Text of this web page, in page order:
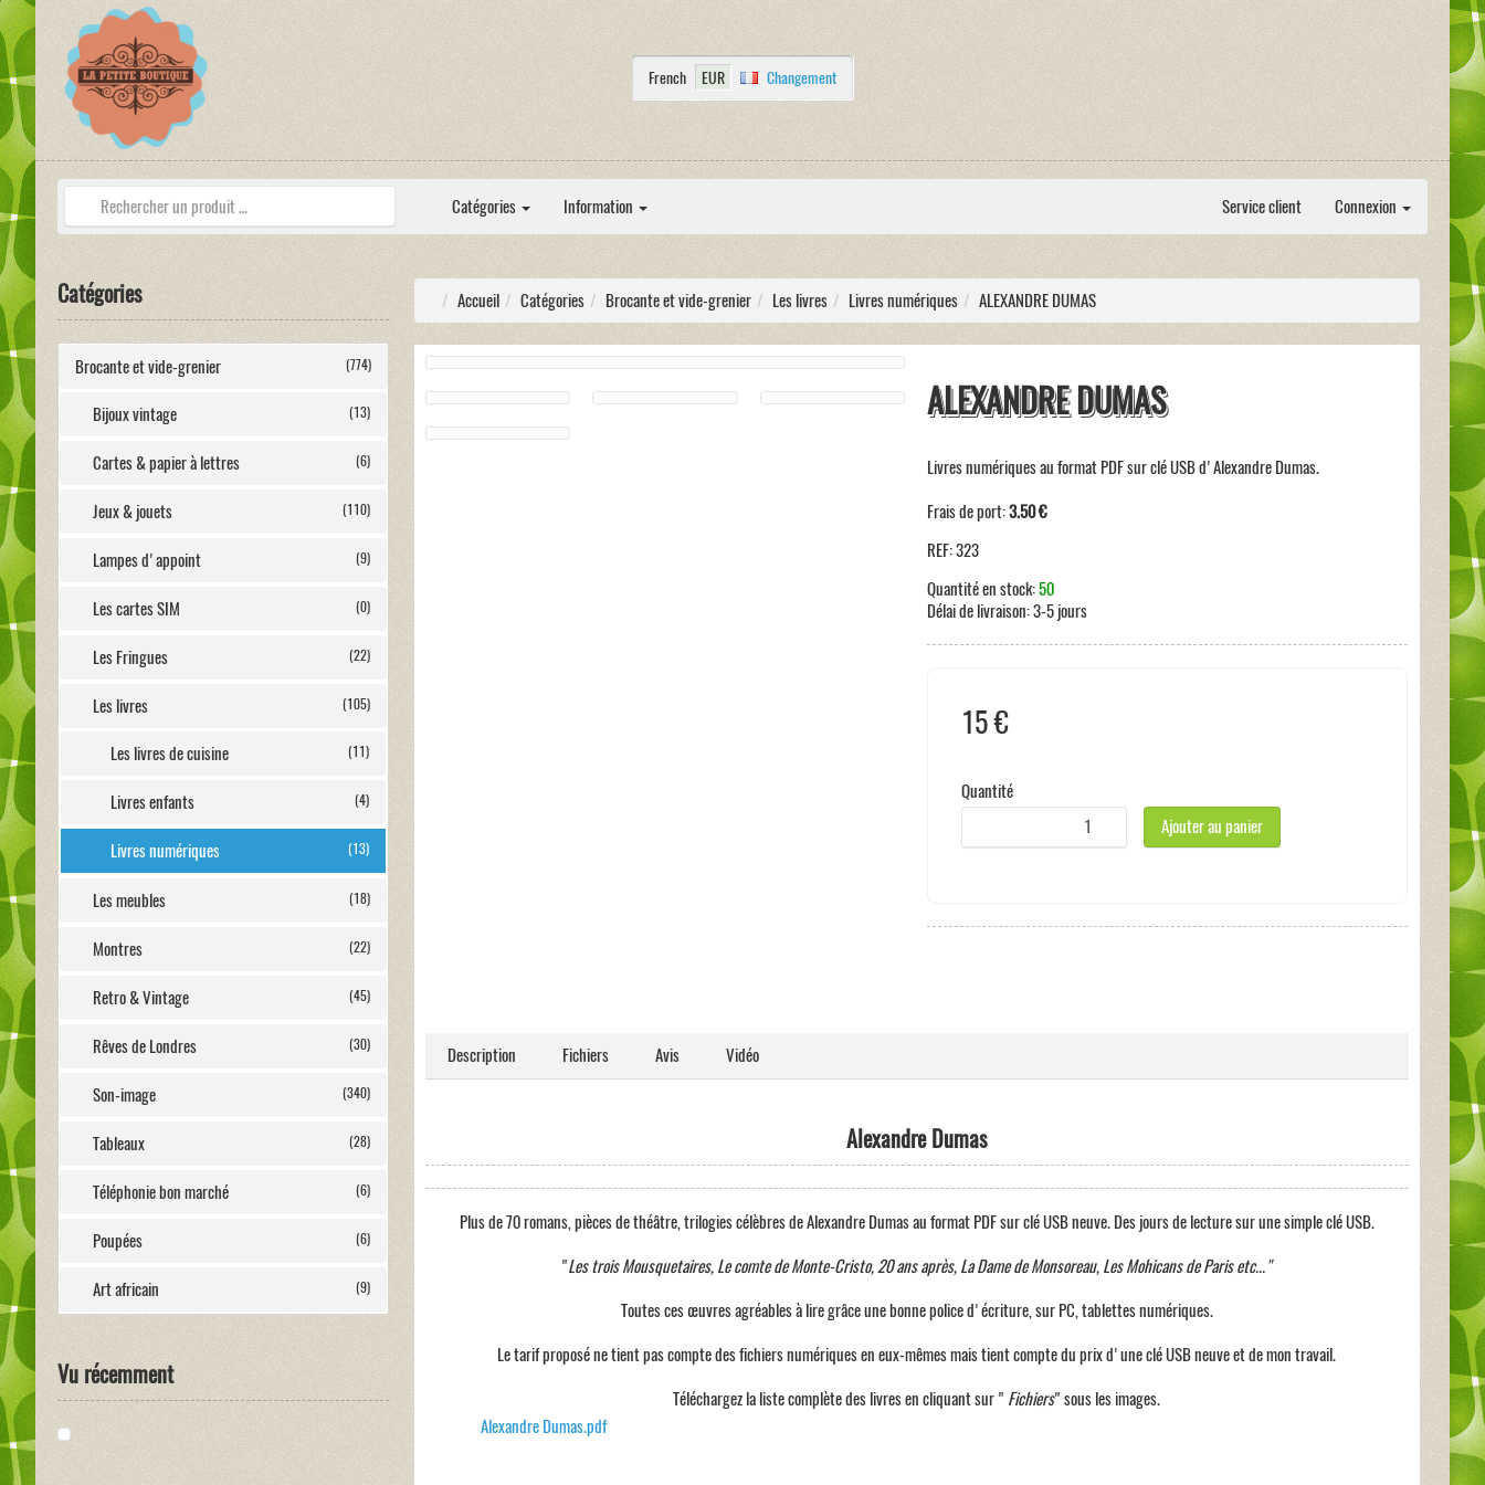
French EUR Changement
Catégories Information Service client Connexion
Catégories
Brocante et vide-grenier (774)
Bijoux vintage (13)
Cartes & papier à lettres (6)
Jeux & jouets (110)
Lampes d'appoint (9)
Les cartes SIM (0)
Les Fringues (22)
Les livres (105)
Les livres de cuisine (11)
Livres enfants (4)
Livres numériques (13)
Les meubles (18)
Montres (22)
Retro & Vintage (45)
Rêves de Londres (30)
Son-image (340)
Tableaux (28)
Téléphonie bon marché (6)
Poupées (6)
Art africain (9)
Vu récemment
Accueil Catégories Brocante et vide-grenier Les livres Livres numériques ALEXANDRE DUMAS
ALEXANDRE DUMAS
Livres numériques au format PDF sur clé USB d'Alexandre Dumas.
Frais de port:3.50 €
REF:323
Quantité en stock:50
Délai de livraison:3-5 jours
15 €
Quantité
Ajouter au panier
Description Fichiers Avis Vidéo
Alexandre Dumas
Plus de 70 romans, pièces de théâtre, trilogies célèbres de Alexandre Dumas au format PDF sur clé USB neuve. Des jours de lecture sur une simple clé USB.
"Les trois Mousquetaires, Le comte de Monte-Cristo, 20 ans après, La Dame de Monsoreau, Les Mohicans de Paris etc..."
Toutes ces œuvres agréables à lire grâce une bonne police d'écriture, sur PC, tablettes numériques.
Le tarif proposé ne tient pas compte des fichiers numériques en eux-mêmes mais tient compte du prix d'une clé USB neuve et de mon travail.
Téléchargez la liste complète des livres en cliquant sur " Fichiers" sous les images.
Alexandre Dumas.pdf